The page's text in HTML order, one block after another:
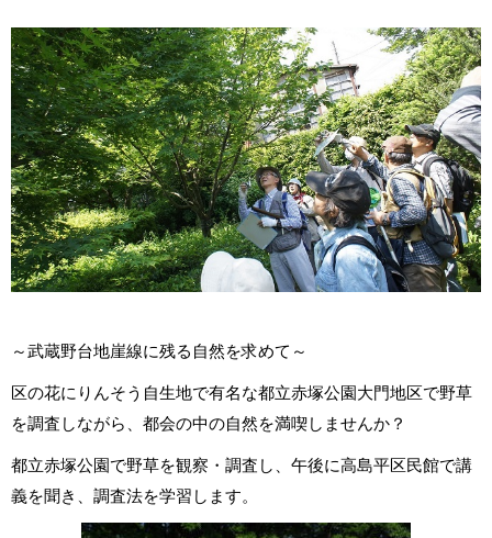
～武蔵野台地崖線に残る自然を求めて～
区の花にりんそう自生地で有名な都立赤塚公園大門地区で野草
を調査しながら、都会の中の自然を満喫しませんか？
都立赤塚公園で野草を観察・調査し、午後に高島平区民館で講
義を聞き、調査法を学習します。